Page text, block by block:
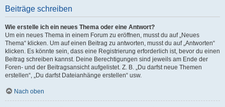
Beiträge schreiben
Wie erstelle ich ein neues Thema oder eine Antwort?
Um ein neues Thema in einem Forum zu eröffnen, musst du auf „Neues
Thema“ klicken. Um auf einen Beitrag zu antworten, musst du auf „Antworten“
klicken. Es könnte sein, dass eine Registrierung erforderlich ist, bevor du einen
Beitrag schreiben kannst. Deine Berechtigungen sind jeweils am Ende der
Foren- und der Beitragsansicht aufgelistet. Z. B. „Du darfst neue Themen
erstellen“, „Du darfst Dateianhänge erstellen“ usw.
Nach oben